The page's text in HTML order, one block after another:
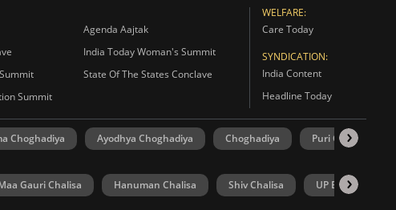
Agenda Aajtak
India Today Woman's Summit
State Of The States Conclave
Summit
WELFARE:
Care Today
SYNDICATION:
India Content
Headline Today
Choghadiya Ayodhya Choghadiya Choghadiya Puri Choghadiya
Gauri Chalisa Hanuman Chalisa Shiv Chalisa UP Election